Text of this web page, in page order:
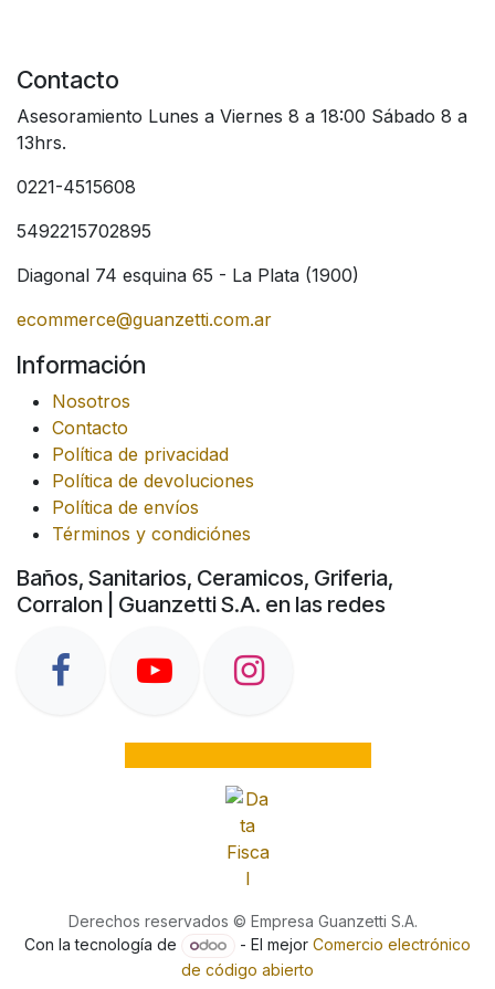
Contacto
Asesoramiento Lunes a Viernes 8 a 18:00 Sábado 8 a
13hrs.
0221-4515608
5492215702895
Diagonal 74 esquina 65 - La Plata (1900)
ecommerce@guanzetti.com.ar
Información
Nosotros
Contacto
Política de privacidad
Política de devoluciones
Política de envíos
Términos y condiciónes
Baños, Sanitarios, Ceramicos, Griferia,
Corralon | Guanzetti S.A. en las redes
Derechos reservados © Empresa Guanzetti S.A.
Con la tecnología de
- El mejor Comercio electrónico
de código abierto